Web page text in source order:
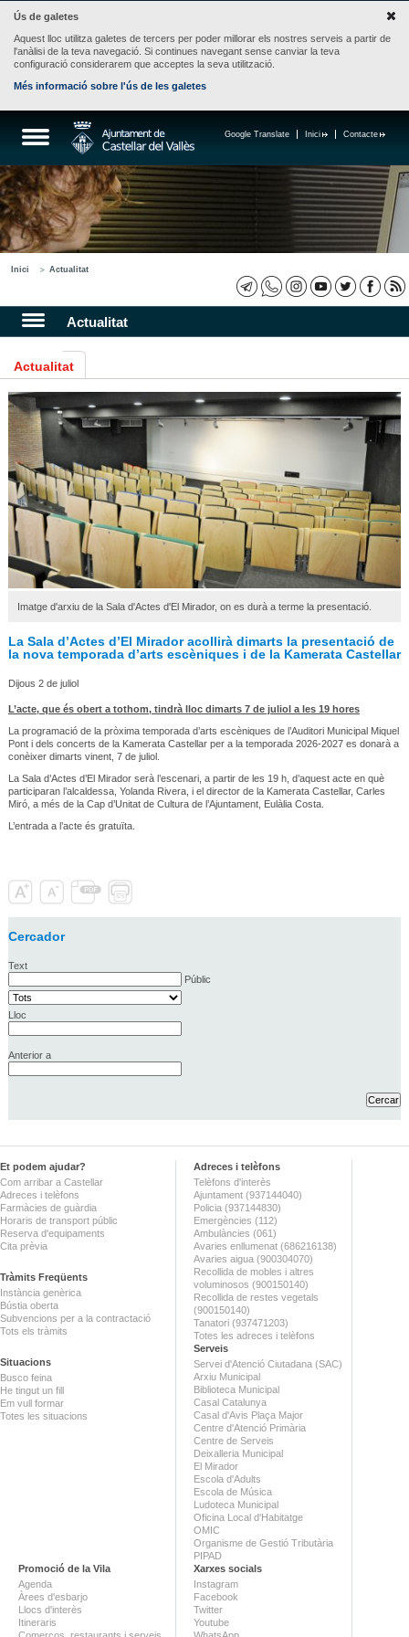
Ús de galetes
Aquest lloc utilitza galetes de tercers per poder millorar els nostres serveis a partir de
l'anàlisi de la teva navegació. Si continues navegant sense canviar la teva
configuració considerarem que acceptes la seva utilització.
Més informació sobre l'ús de les galetes
Contacte
Inici
Google Translate
Inici Actualitat
Actualitat
Actualitat
Imatge d'arxiu de la Sala d'Actes d'El Mirador, on es durà a terme la presentació.
La Sala d’Actes d’El Mirador acollirà dimarts la presentació de
la nova temporada d’arts escèniques i de la Kamerata Castellar
Dijous 2 de juliol
L’acte, que és obert a tothom, tindrà lloc dimarts 7 de juliol a les 19 hores
La programació de la pròxima temporada d’arts escèniques de l’Auditori Municipal Miquel
Pont i dels concerts de la Kamerata Castellar per a la temporada 2026-2027 es donarà a
conèixer dimarts vinent, 7 de juliol.
La Sala d’Actes d’El Mirador serà l’escenari, a partir de les 19 h, d’aquest acte en què
participaran l’alcaldessa, Yolanda Rivera, i el director de la Kamerata Castellar, Carles
Miró, a més de la Cap d’Unitat de Cultura de l’Ajuntament, Eulàlia Costa.
L’entrada a l’acte és gratuïta.
Cercador
Text
Públic
Lloc
Anterior a
Et podem ajudar?
Com arribar a Castellar
Adreces i telèfons
Farmàcies de guàrdia
Horaris de transport públic
Reserva d'equipaments
Cita prèvia
Tràmits Freqüents
Instància genèrica
Bústia oberta
Subvencions per a la contractació
Tots els tràmits
Situacions
Busco feina
He tingut un fill
Em vull formar
Totes les situacions
Adreces i telèfons
Telèfons d'interès
Ajuntament (937144040)
Policia (937144830)
Emergències (112)
Ambulàncies (061)
Avaries enllumenat (686216138)
Avaries aigua (900304070)
Recollida de mobles i altres
voluminosos (900150140)
Recollida de restes vegetals
(900150140)
Tanatori (937471203)
Totes les adreces i telèfons
Serveis
Servei d'Atenció Ciutadana (SAC)
Arxiu Municipal
Biblioteca Municipal
Casal Catalunya
Casal d'Avis Plaça Major
Centre d'Atenció Primària
Centre de Serveis
Deixalleria Municipal
El Mirador
Escola d'Adults
Escola de Música
Ludoteca Municipal
Oficina Local d'Habitatge
OMIC
Organisme de Gestió Tributària
PIPAD
Promoció de la Vila
Agenda
Àrees d'esbarjo
Llocs d'interès
Itineraris
Xarxes socials
Instagram
Facebook
Twitter
Youtube